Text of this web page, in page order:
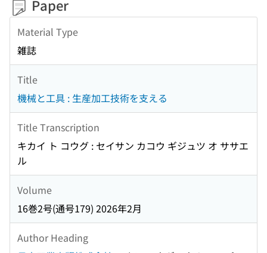
Paper
Material Type
雑誌
Title
機械と工具 : 生産加工技術を支える
Title Transcription
キカイ ト コウグ : セイサン カコウ ギジュツ オ ササエ
ル
Volume
16巻2号(通号179) 2026年2月
Author Heading